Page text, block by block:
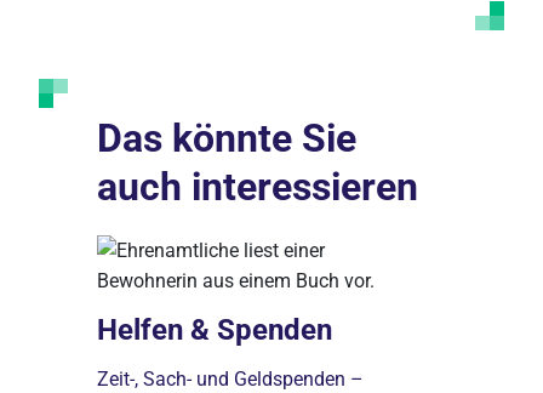
Datenschutzerklärung.
Das könnte Sie
auch interessieren
Helfen & Spenden
Zeit-, Sach- und Geldspenden –